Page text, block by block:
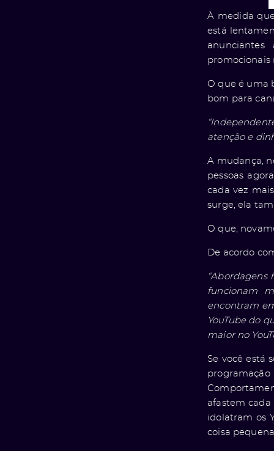
À medida
está
promocionais
O que é uma
bom para
atenção e
A mudança,
pessoas
cada vez
surge, ela
O que,
De acordo
“Abordagens
funcionam
encontram
YouTube do
maior no
Se você está
afastem cada
idolatram os
coisa